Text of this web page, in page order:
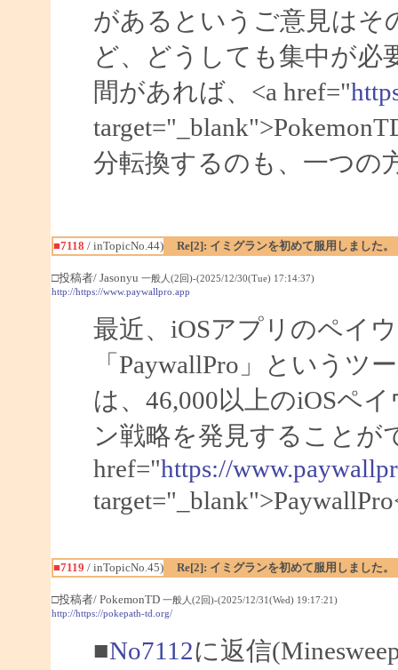
があるというご意見はそ
ど、どうしても集中が必
間があれば、<a href="
分転換するのも、一つの
■7118 / inTopicNo.44) Re[2]: イミグランを初めて服用しました。
□投稿者/ Jasonyu 一般人(2回)-(2025/12/30(Tue) 17:14:37)
http://https://www.paywallpro.app
最近、iOSアプリのペイ
「PaywallPro」という
は、46,000以上のiOSペ
ン戦略を発見することが
href="https://
■7119 / inTopicNo.45) Re[2]: イミグランを初めて服用しました。
□投稿者/ PokemonTD 一般人(2回)-(2025/12/31(Wed) 19:17:21)
http://https://pokepath-td.org/
■No7112に返信